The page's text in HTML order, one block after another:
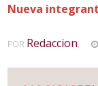
Nueva
POR Redaccion,